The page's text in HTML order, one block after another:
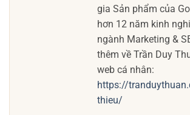
gia Sản phẩm của
hơn 12 năm kinh
ngành Marketing &
thêm về Trần Duy
web cá nhân:
https://
thieu/